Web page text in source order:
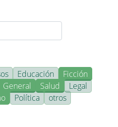
Educación
Ficción
General Salud
Legal
Política otros